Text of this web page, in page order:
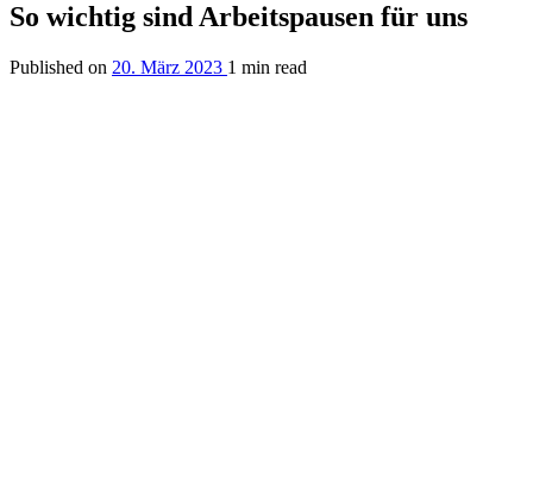
So wichtig sind Arbeitspausen für uns
Published on 20. März 2023 1 min read